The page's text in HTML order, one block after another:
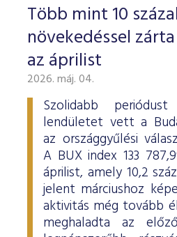
Több mint 10
növekedéssel
az áprilist
2026. máj. 04.
Szolidabb
lendületet vett a
az országgyűlési
A BUX index 133
áprilist, amely 10,2
jelent márciushoz
aktivitás még tovább
meghaladta az